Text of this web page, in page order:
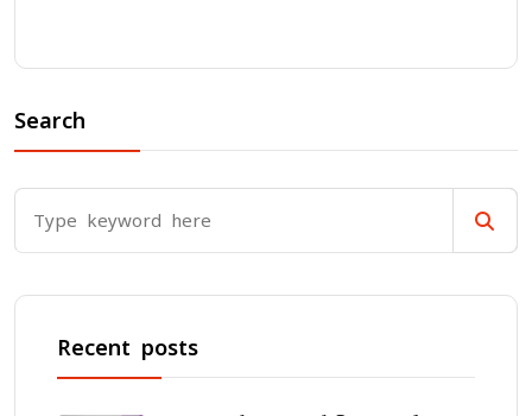
Search
Recent posts